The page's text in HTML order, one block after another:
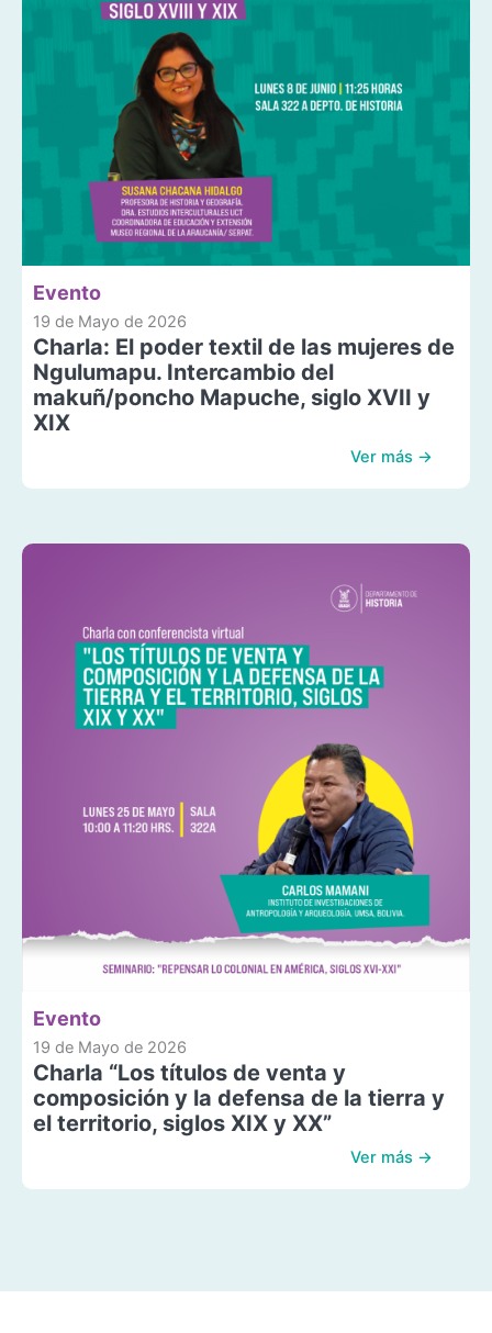
Evento
19 de Mayo de 2026
Charla: El poder textil de las mujeres de
Ngulumapu. Intercambio del
makuñ/poncho Mapuche, siglo XVII y
XIX
Ver más →
Evento
19 de Mayo de 2026
Charla “Los títulos de venta y
composición y la defensa de la tierra y
el territorio, siglos XIX y XX”
Ver más →